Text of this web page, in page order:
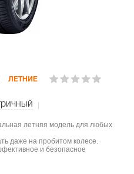
ЛЕТНИЕ
летняя модель для любых
даже на пробитом колесе.
и безопасное